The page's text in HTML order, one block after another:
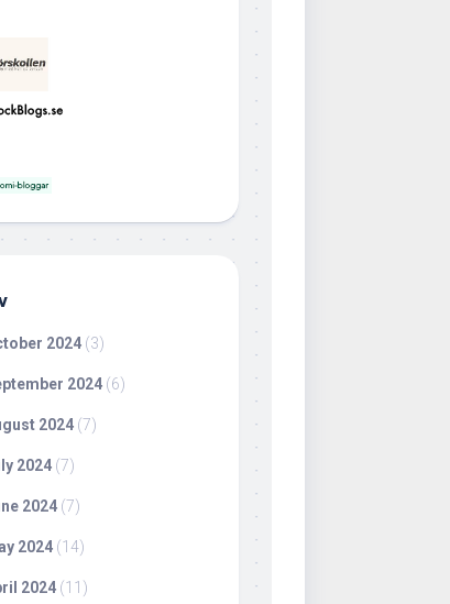
2024 (3)
2024 (6)
2024 (7)
2024 (7)
2024 (7)
2024 (14)
2024 (11)